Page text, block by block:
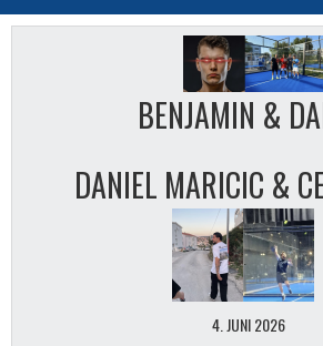
BENJAMIN &
DANIEL MARICIC &
4. JUNI 2026